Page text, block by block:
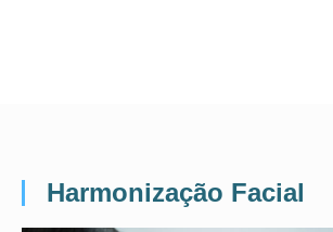
Harmonização Facial